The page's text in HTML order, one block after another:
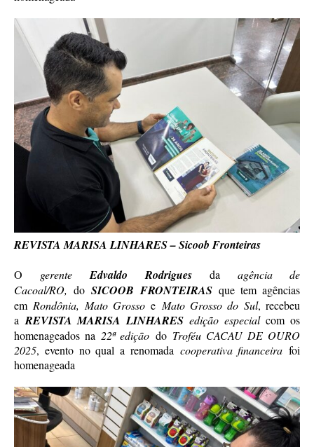
REVISTA MARISA LINHARES – Sicoob Fronteiras
O gerente Edvaldo Rodrigues da agência de
Cacoal/RO,do SICOOB FRONTEIRAS que tem agências
em Rondônia, Mato Grosso e Mato Grosso do Sul, recebeu
a REVISTA MARISA LINHARES edição especialcom os
homenageados na 22ª edição do Troféu CACAU DE OURO
2025, evento no qual a renomada cooperativa financeira foi
homenageada